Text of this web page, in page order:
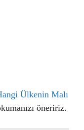
Ülkenin Malı
öneririz.